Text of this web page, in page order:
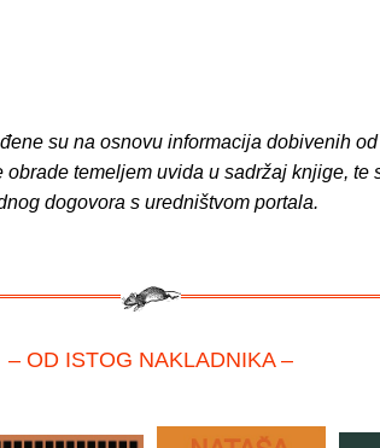
su na osnovu informacija dobivenih
temeljem uvida u sadržaj knjige, te
dogovora s uredništvom portala.
– OD ISTOG NAKLADNIKA –